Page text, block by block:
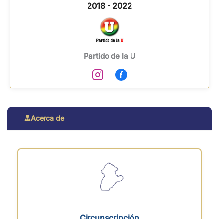
2018 - 2022
Partido de la U
Acerca de